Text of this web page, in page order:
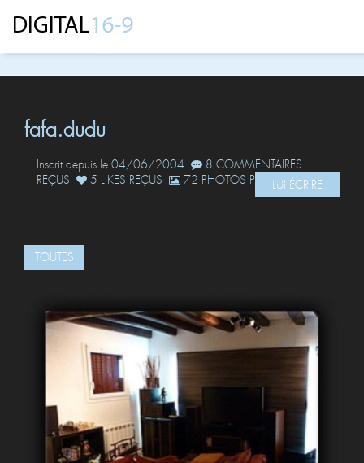
fafa.dudu
Inscrit depuis le 04/06/2004
8 COMMENTAIRES
REÇUS
5 LIKES REÇUS 72 PHOTOS POSTÉESLUI ÉCRIRE
TOUTES